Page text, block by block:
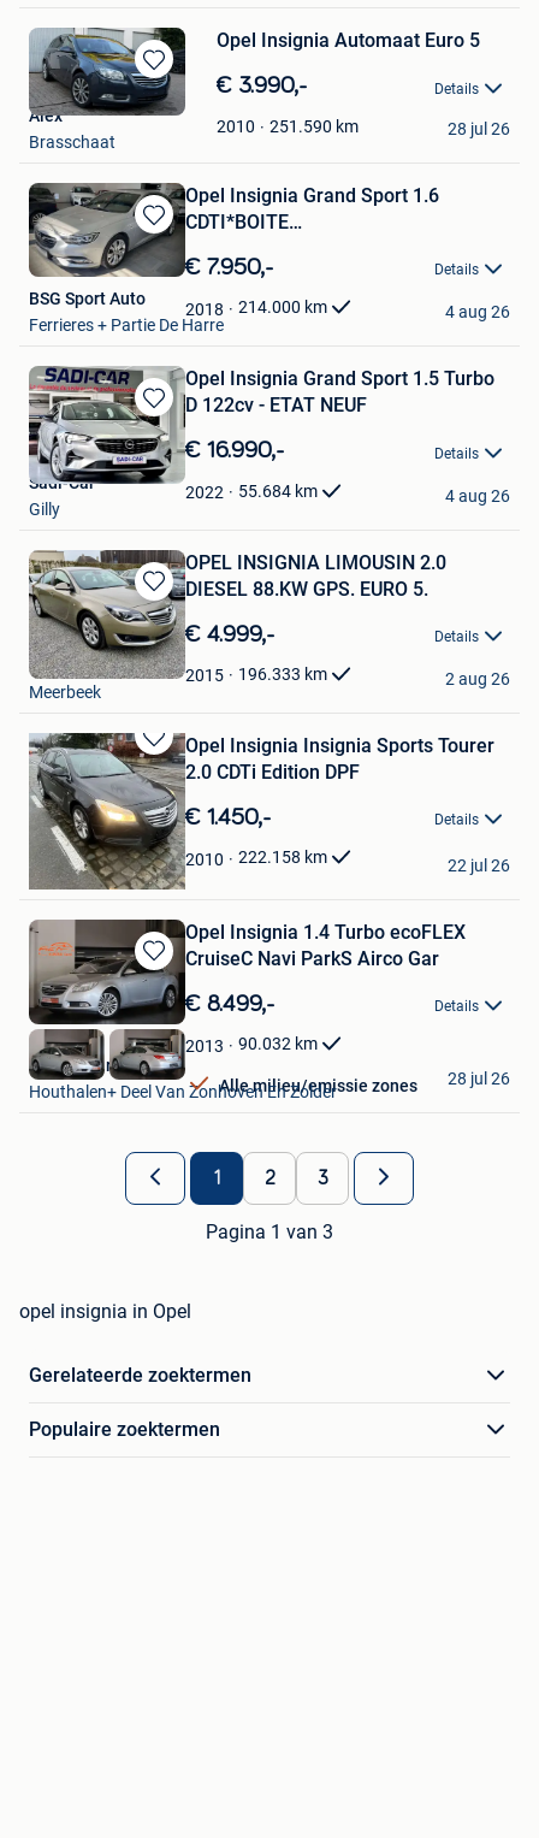
Bewaren
in
Opel Insignia Automaat Euro 5
€ 3.990,- Details
2010 251.590 km
Alex
Brasschaat
28 jul 26
Bewaren
in
Mijn
Favorieten
Opel Insignia Grand Sport 1.6
CDTI*BOITE
€ 7.950,- Details
2018 214.000 km
BSG Sport Auto
Ferrieres + Partie De Harre
4 aug 26
Bewaren
in
Mijn
Favorieten
Opel Insignia Grand Sport 1.5 Turbo
D 122cv - ETAT NEUF
€ 16.990,- Details
2022 55.684 km
Sadi-Car
Gilly
4 aug 26
Bewaren
in
Mijn
Favorieten
OPEL INSIGNIA LIMOUSIN 2.0
DIESEL 88.KW GPS. EURO 5.
€ 4.999,- Details
2015 196.333 km
ALBERT AUTO
Meerbeek
2 aug 26
Bewaren
in
Mijn
Favorieten
Opel Insignia Insignia Sports Tourer
2.0 CDTi Edition DPF
€ 1.450,- Details
2010 222.158 km
Carys NV
Willebroek
22 jul 26
Bewaren
in
Mijn
Favorieten
Opel Insignia 1.4 Turbo ecoFLEX
CruiseC Navi ParkS Airco Gar
€ 8.499,- Details
2013 90.032 km
Alle milieu/emissie zones
Kubika Cars
Houthalen+ Deel Van Zonhoven En Zolder
28 jul 26
1 2 3
Pagina 1 van 3
opel insignia in Opel
Gerelateerde zoektermen
Populaire zoektermen